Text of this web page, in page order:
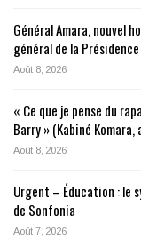
Général Amara, nouvel
général de la
Août 8, 2026
« Ce que je pense du
Barry » (Kabiné
Août 8, 2026
Urgent – Éducation : le
de Sonfonia
Août 7, 2026